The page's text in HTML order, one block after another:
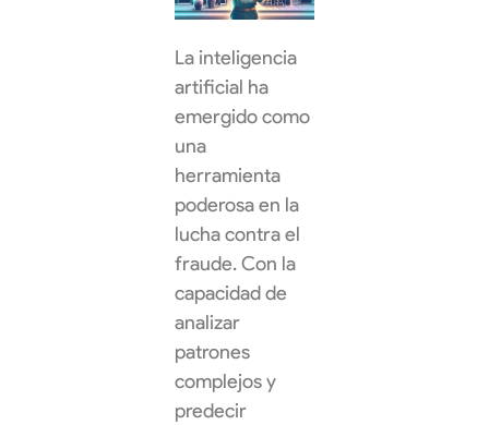
La inteligencia
artificial ha
emergido como
una
herramienta
poderosa en la
lucha contra el
fraude. Con la
capacidad de
analizar
patrones
complejos y
predecir